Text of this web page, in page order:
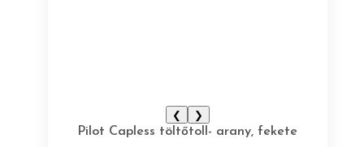
❮
❯
Pilot Capless töltőtoll- arany, fekete